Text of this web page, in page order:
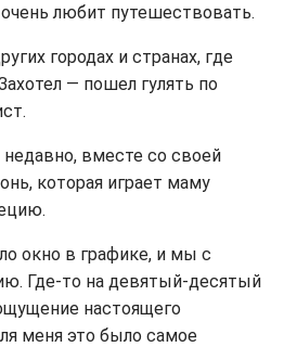
любит путешествовать.
городах и странах, где
— пошел гулять по
недавно, вместе со своей
которая играет маму
окно в графике, и мы с
Где-то на девятый-десятый
настоящего
меня это было самое